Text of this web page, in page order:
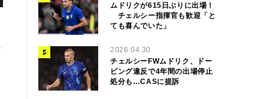
ムドリクが615日ぶりに出場！
チェルシー指揮官も歓迎「と
ても喜んでいた」
2026.04.30
チェルシーFWムドリク、ドー
ピング違反で4年間の出場停止
処分も…CASに提訴